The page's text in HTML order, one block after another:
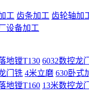
工 齿条加工 齿轮轴加
设备加工
地镗T130 6032数控龙
门铣 4米立磨 630卧式
地镗T160 13米数控龙